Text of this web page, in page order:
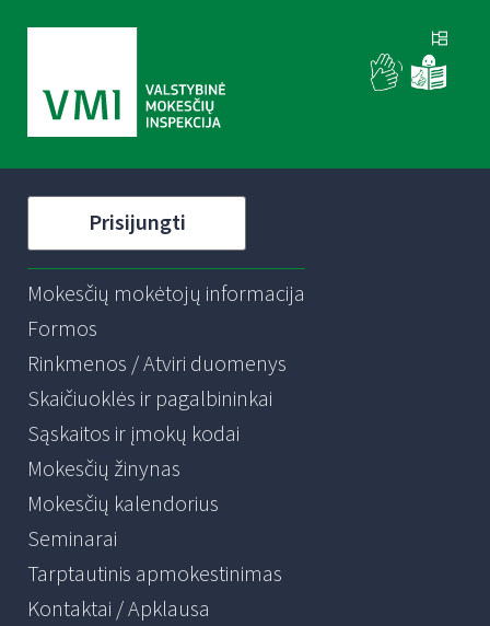
Prisijungti
Mokesčių mokėtojų informacija
Formos
Rinkmenos / Atviri duomenys
Skaičiuoklės ir pagalbininkai
Sąskaitos ir įmokų kodai
Mokesčių žinynas
Mokesčių kalendorius
Seminarai
Tarptautinis apmokestinimas
Kontaktai / Apklausa